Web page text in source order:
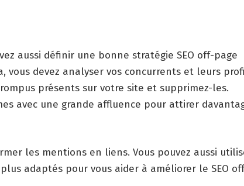
aussi définir une bonne stratégie SEO off-page
vous devez analyser vos concurrents et leurs
présents sur votre site et supprimez-les.
avec une grande affluence pour attirer
les mentions en liens. Vous pouvez aussi
adaptés pour vous aider à améliorer le SEO